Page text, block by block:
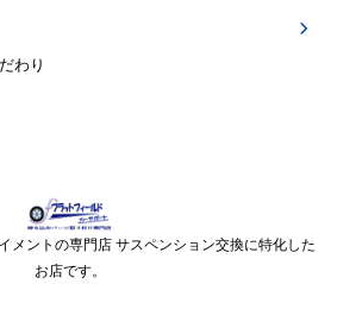
わり
メントの専門店 サスペンション交換に特化した
お店です。